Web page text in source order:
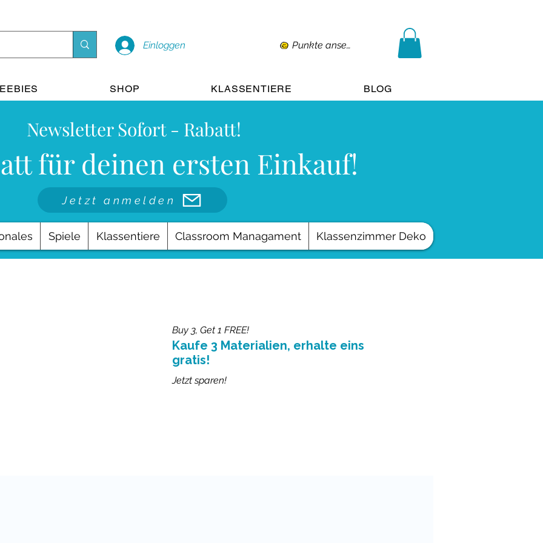
Einloggen Punkte ansehen
SHOP KLASSENTIERE BLOG
Newsletter Sofort - Rabatt!
für deinen ersten Einkauf!
Jetzt anmelden
Spiele Klassentiere Classroom Managament Klassenzimmer Deko
Jetzt sparen!
Kaufe 3 Materialien, erhalte eins
gratis!
Buy 3, Get 1 FREE!